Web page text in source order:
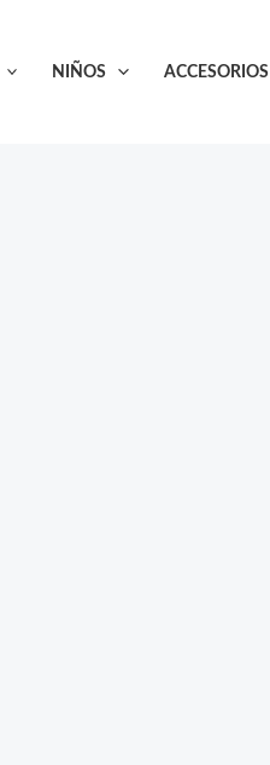
NIÑOS ACCESORIOS